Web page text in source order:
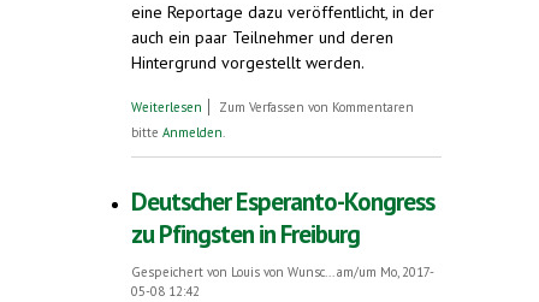
eine Reportage dazu veröffentlicht, in der
auch ein paar Teilnehmer und deren
Hintergrund vorgestellt werden.
Weiterlesen über Zum Wochenende: Die Frankfurter
Kutaisi, Georgien
Zum Verfassen von Kommentaren
bitte Anmelden.
Deutscher Esperanto-Kongress
zu Pfingsten in Freiburg
Gespeichert von Louis von Wunsc...am/um Mo, 2017-
05-08 12:42